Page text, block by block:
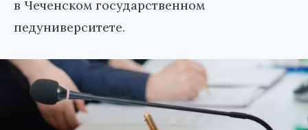
в Чеченском государственном
педуниверситете.